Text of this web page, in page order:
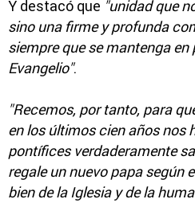
Y destacó que "unidad que
sino una firme y profunda
siempre que se mantenga en
Evangelio".
"Recemos, por tanto, para
en los últimos cien años nos
pontífices verdaderamente
regale un nuevo papa según
bien de la Iglesia y de la